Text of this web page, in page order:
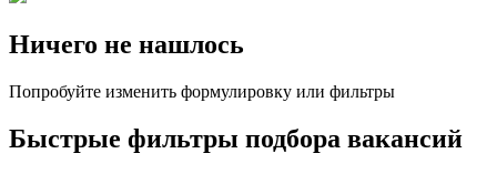
Ничего не нашлось
Попробуйте изменить формулировку или фильтры
Быстрые фильтры подбора вакансий